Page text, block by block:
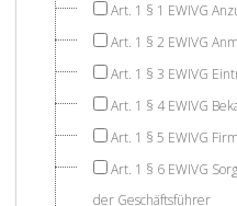
Art. 1 § 1 EWIVG
Art. 1 § 2 EWIVG
Art. 1 § 3 EWIVG
Art. 1 § 4 EWIVG
Art. 1 § 5 EWIVG
Art. 1 § 6 EWIVG
der Geschäftsführer